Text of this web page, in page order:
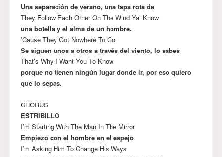
Una separación de verano, una tapa rota de
They Follow Each Other On The Wind Ya’ Know
una botella y el alma de un hombre.
’Cause They Got Nowhere To Go
Se siguen unos a otros a través del viento, lo sabes
That’s Why I Want You To Know
porque no tienen ningún lugar donde ir, por eso quiero
que lo sepas.
CHORUS
ESTRIBILLO
I’m Starting With The Man In The Mirror
Empiezo con el hombre en el espejo
I’m Asking Him To Change His Ways